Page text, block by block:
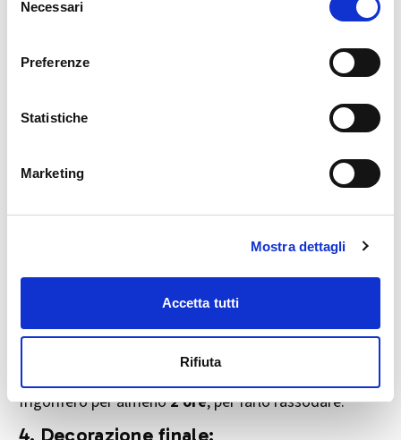
delNecessari
Preferenze
Statistiche
Marketing
Mostra dettagli
Accetta tutti
Rifiuta
latte condensato.
impasto compatto e
modellabile
carta da
, formando un
rettangolo uniforme.
Spalma sopra lacrema sceltain modo omogeneo,
lasciando un po’ di bordo libero per facilitare la
Arrotolare e rassodare:
Arrotola l’impasto su sé stessoaiutandoti con la
, stringendo bene.
frigorifero per almeno2 ore, per farlo rassodare.